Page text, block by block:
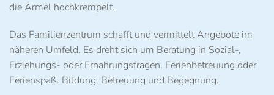
die Ärmel hochkrempelt.
Das Familienzentrum schafft und vermittelt Angebote im
näheren Umfeld. Es dreht sich um Beratung in Sozial-,
Erziehungs- oder Ernährungsfragen. Ferienbetreuung oder
Ferienspaß. Bildung, Betreuung und Begegnung.